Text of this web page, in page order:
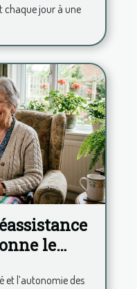
chaque jour à une
le
?
et l’autonomie des